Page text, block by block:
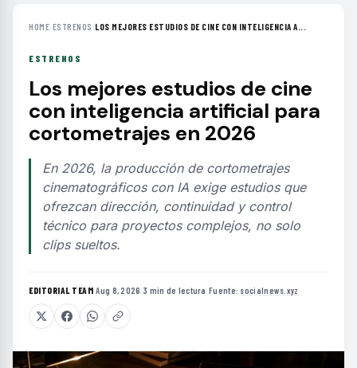
HOME›ESTRENOS ›LOS MEJORES ESTUDIOS DE CINE CON INTELIGENCIA A...
ESTRENOS
Los mejores estudios de cine
con inteligencia artificial para
cortometrajes en 2026
En 2026, la producción de cortometrajes
cinematográficos con IA exige estudios que
ofrezcan dirección, continuidad y control
técnico para proyectos complejos, no solo
clips sueltos.
EDITORIAL TEAM·Aug 8, 2026 ·3 min de lectura ·Fuente: socialnews.xyz